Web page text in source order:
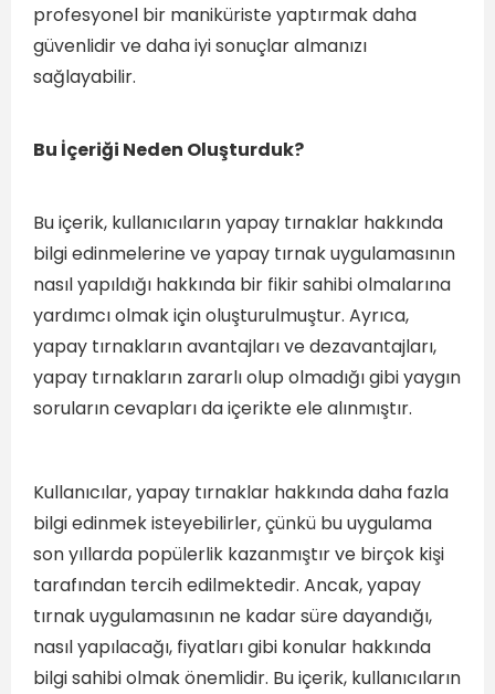
profesyonel bir maniküriste yaptırmak daha
güvenlidir ve daha iyi sonuçlar almanızı
sağlayabilir.
Bu İçeriği Neden Oluşturduk?
Bu içerik, kullanıcıların yapay tırnaklar hakkında
bilgi edinmelerine ve yapay tırnak uygulamasının
nasıl yapıldığı hakkında bir fikir sahibi olmalarına
yardımcı olmak için oluşturulmuştur. Ayrıca,
yapay tırnakların avantajları ve dezavantajları,
yapay tırnakların zararlı olup olmadığı gibi yaygın
soruların cevapları da içerikte ele alınmıştır.
Kullanıcılar, yapay tırnaklar hakkında daha fazla
bilgi edinmek isteyebilirler, çünkü bu uygulama
son yıllarda popülerlik kazanmıştır ve birçok kişi
tarafından tercih edilmektedir. Ancak, yapay
tırnak uygulamasının ne kadar süre dayandığı,
nasıl yapılacağı, fiyatları gibi konular hakkında
bilgi sahibi olmak önemlidir. Bu içerik, kullanıcıların